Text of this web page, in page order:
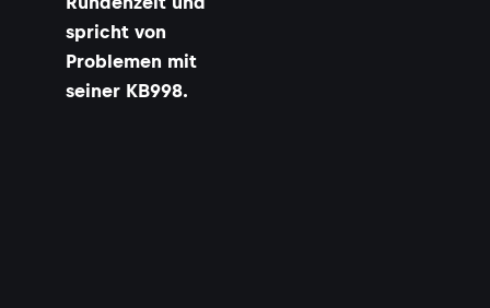
spricht von
Problemen mit
seiner KB998.